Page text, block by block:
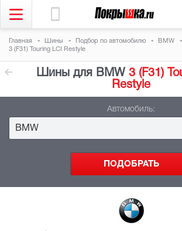
Главная Шины Подбор по автомобилю
BMW
3 (F31) Touring LCI Restyle
Шины для BMW 3 (F31)
Restyle
Автомобиль:
BMW